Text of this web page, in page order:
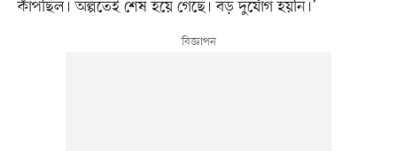
কাঁপছিল। অল্পতেই শেষ হয়ে গেছে। বড় দুর্যোগ হয়নি।’